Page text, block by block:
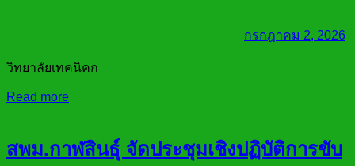
กรกฎาคม 2, 2026
วิทยาลัยเทคนิคก
Read more
สพม.กาฬสินธุ์ จัดประชุมเชิงปฏิบัติการขับ